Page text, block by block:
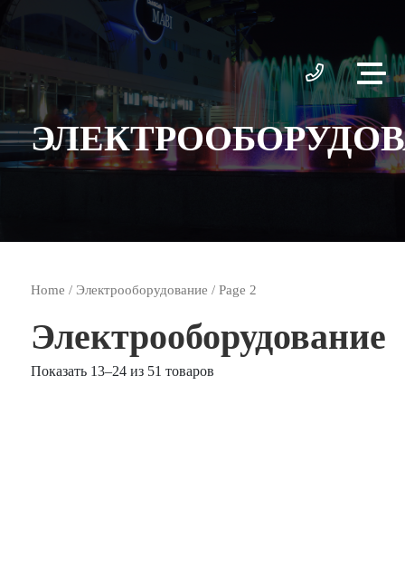
Home / Электрооборудование / Page 2
Электрооборудование
Показать 13–24 из 51 товаров